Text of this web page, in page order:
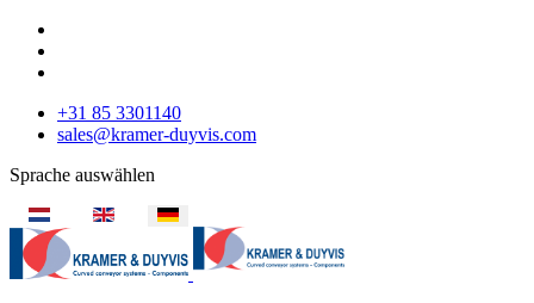
+31 85 3301140
sales@kramer-duyvis.com
Sprache auswählen